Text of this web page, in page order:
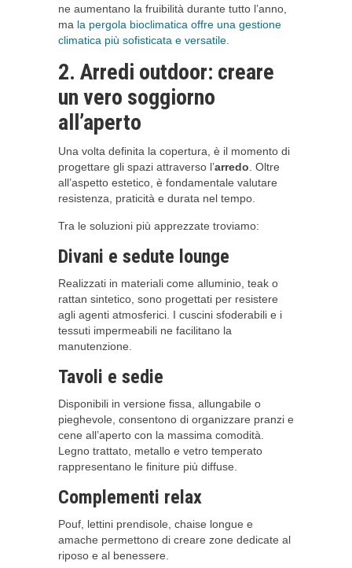
ne aumentano la fruibilità durante tutto l’anno,
ma la pergola bioclimatica offre una gestione
climatica più sofisticata e versatile
2. Arredi outdoor: creare
un vero soggiorno
all’aperto
Una volta definita la copertura, è il momento di
progettare gli spazi attraverso l’arredo . Oltre
all’aspetto estetico, è fondamentale valutare
resistenza, praticità e durata nel tempo.
Tra le soluzioni più apprezzate troviamo:
Divani e sedute lounge
Realizzati in materiali come alluminio, teak o
rattan sintetico, sono progettati per resistere
agli agenti atmosferici. I cuscini sfoderabili e i
tessuti impermeabili ne facilitano la
manutenzione.
Tavoli e sedie
Disponibili in versione fissa, allungabile o
pieghevole, consentono di organizzare pranzi e
cene all’aperto con la massima comodità.
Legno trattato, metallo e vetro temperato
rappresentano le finiture più diffuse.
Complementi relax
Pouf, lettini prendisole, chaise longue e
amache permettono di creare zone dedicate al
riposo e al benessere.